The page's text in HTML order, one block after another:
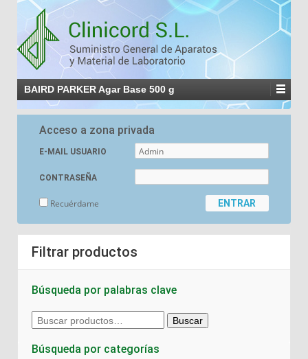
BAIRD PARKER Agar Base 500 g
Acceso a zona privada
E-MAIL USUARIO
CONTRASEÑA
Recuérdame
Filtrar productos
Búsqueda por palabras clave
Buscar
por:
Buscar
Búsqueda por categorías